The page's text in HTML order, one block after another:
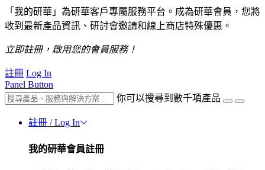
「我的研華」為研華客戶專屬服務平台。成為研華會員，您將
收到最新產品資訊、研討會邀請和線上商店特殊優惠。
立即註冊，啟用您的會員服務！
註冊 Log In
Panel Button
你可以搜尋到數千項產品
註冊 / Log In
我的研華會員註冊